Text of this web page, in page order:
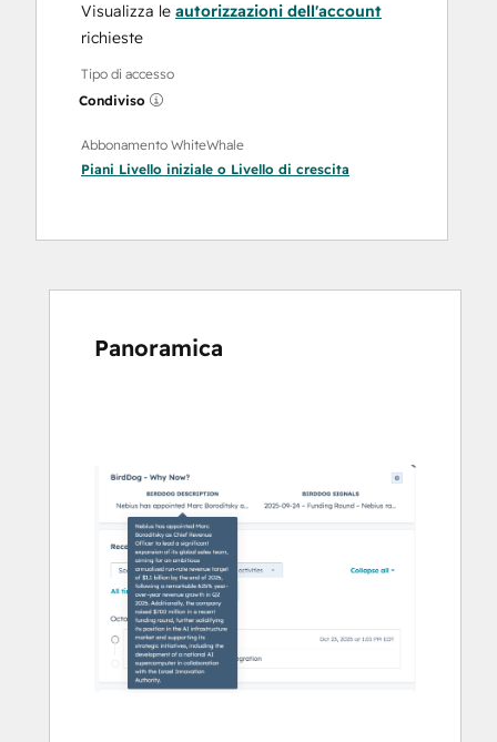
Visualizza le autorizzazioni dell'account
richieste
Tipo di accesso
Condiviso
Abbonamento WhiteWhale
Piani Livello iniziale o Livello di crescita
Panoramica
Freccia
vedere
altri
articoli